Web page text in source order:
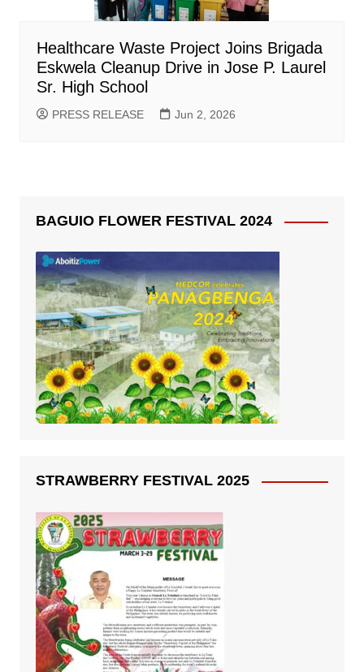
Healthcare Waste Project Joins Brigada
Eskwela Cleanup Drive in Jose P. Laurel
Sr. High School
PRESS RELEASE Jun 2, 2026
BAGUIO FLOWER FESTIVAL 2024
STRAWBERRY FESTIVAL 2025